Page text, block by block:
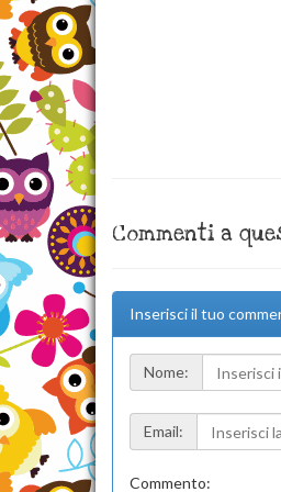
Commenti a
Inserisci il tuo
Nome:
Email:
Commento: